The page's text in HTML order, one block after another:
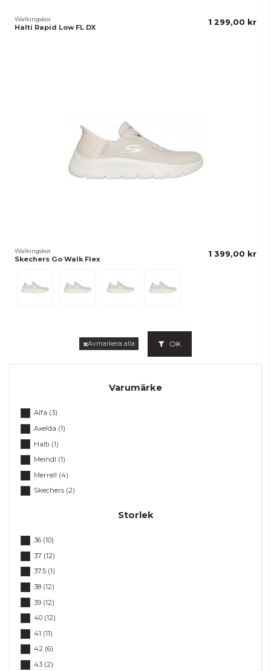
Walkingskor
Halti Rapid Low FL DX
1 299,00 kr
Walkingskor
Skechers Go Walk Flex
1 399,00 kr
Avmarkera alla OK
Varumärke
Alfa (3)
Axelda (1)
Halti (1)
Meindl (1)
Merrell (4)
Skechers (2)
Storlek
36 (10)
37 (12)
37.5 (1)
38 (12)
39 (12)
40 (12)
41 (11)
42 (6)
43 (2)